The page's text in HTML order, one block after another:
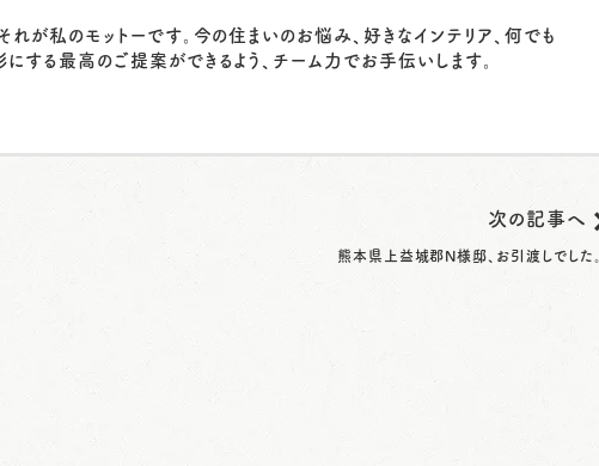
が私のモットーです。今の住まいのお悩み、好きなインテリア、何でも
する最高のご提案ができるよう、チーム力でお手伝いします。
次の記事へ
熊本県上益城郡N様邸、お引渡しでした。